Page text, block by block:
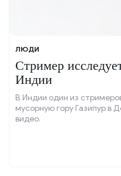
ЛЮДИ
Стример
Индии
В Индии один из
мусорную гору Газипур в
видео.